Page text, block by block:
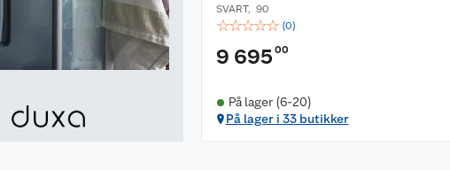
SVART, 90
☆☆☆☆☆ (0)
9 695 00
På lager (6-20)
På lager i 33 butikker